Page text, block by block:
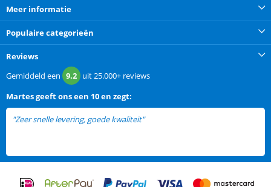
Meer informatie
Populaire categorieën
Reviews
Gemiddeld een 9.2 uit25.000+ reviews
Martesgeeft ons een 10 en zegt:
"Zeer snelle levering, goede kwaliteit"